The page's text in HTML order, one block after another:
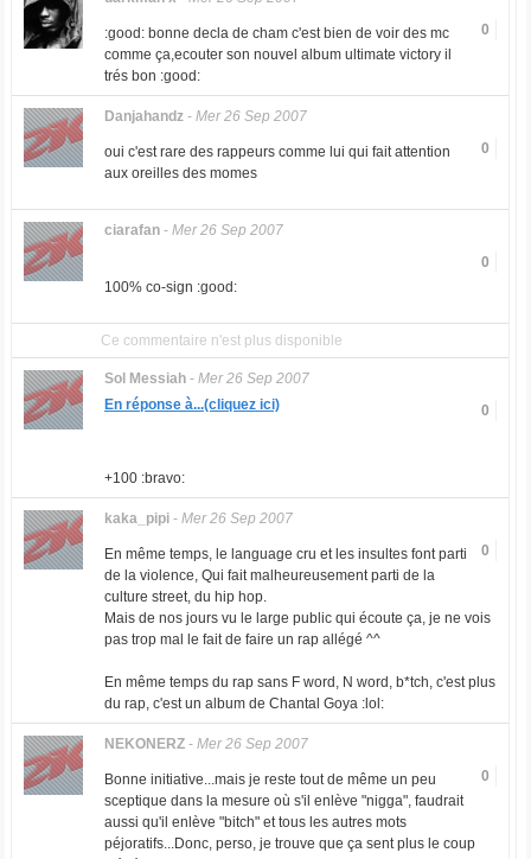
0
:good: bonne decla de cham c'est bien de voir des mc
comme ça,ecouter son nouvel album ultimate victory il
trés bon :good:
Danjahandz- Mer 26 Sep 2007
0
oui c'est rare des rappeurs comme lui qui fait attention
aux oreilles des momes
ciarafan- Mer 26 Sep 2007
0
100% co-sign :good:
Ce commentaire n'est plus disponible
Sol Messiah- Mer 26 Sep 2007
0
En réponse à...(cliquez ici)
+100 :bravo:
kaka_pipi- Mer 26 Sep 2007
0
En même temps, le language cru et les insultes font parti
de la violence, Qui fait malheureusement parti de la
culture street, du hip hop.
Mais de nos jours vu le large public qui écoute ça, je ne vois
pas trop mal le fait de faire un rap allégé ^^
En même temps du rap sans F word, N word, b*tch, c'est plus
du rap, c'est un album de Chantal Goya :lol:
NEKONERZ- Mer 26 Sep 2007
0
Bonne initiative...mais je reste tout de même un peu
sceptique dans la mesure où s'il enlève "nigga", faudrait
aussi qu'il enlève "bitch" et tous les autres mots
péjoratifs...Donc, perso, je trouve que ça sent plus le coup